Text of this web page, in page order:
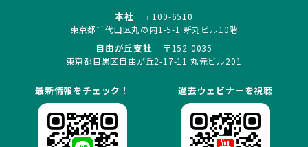
本社
〒100-6510
東京都千代田区丸の内1-5-1 新丸ビル10階
自由が丘支社
〒152-0035
東京都目黒区自由が丘2-17-11 丸元ビル201
最新情報をチェック！ 過去ウェビナーを視聴